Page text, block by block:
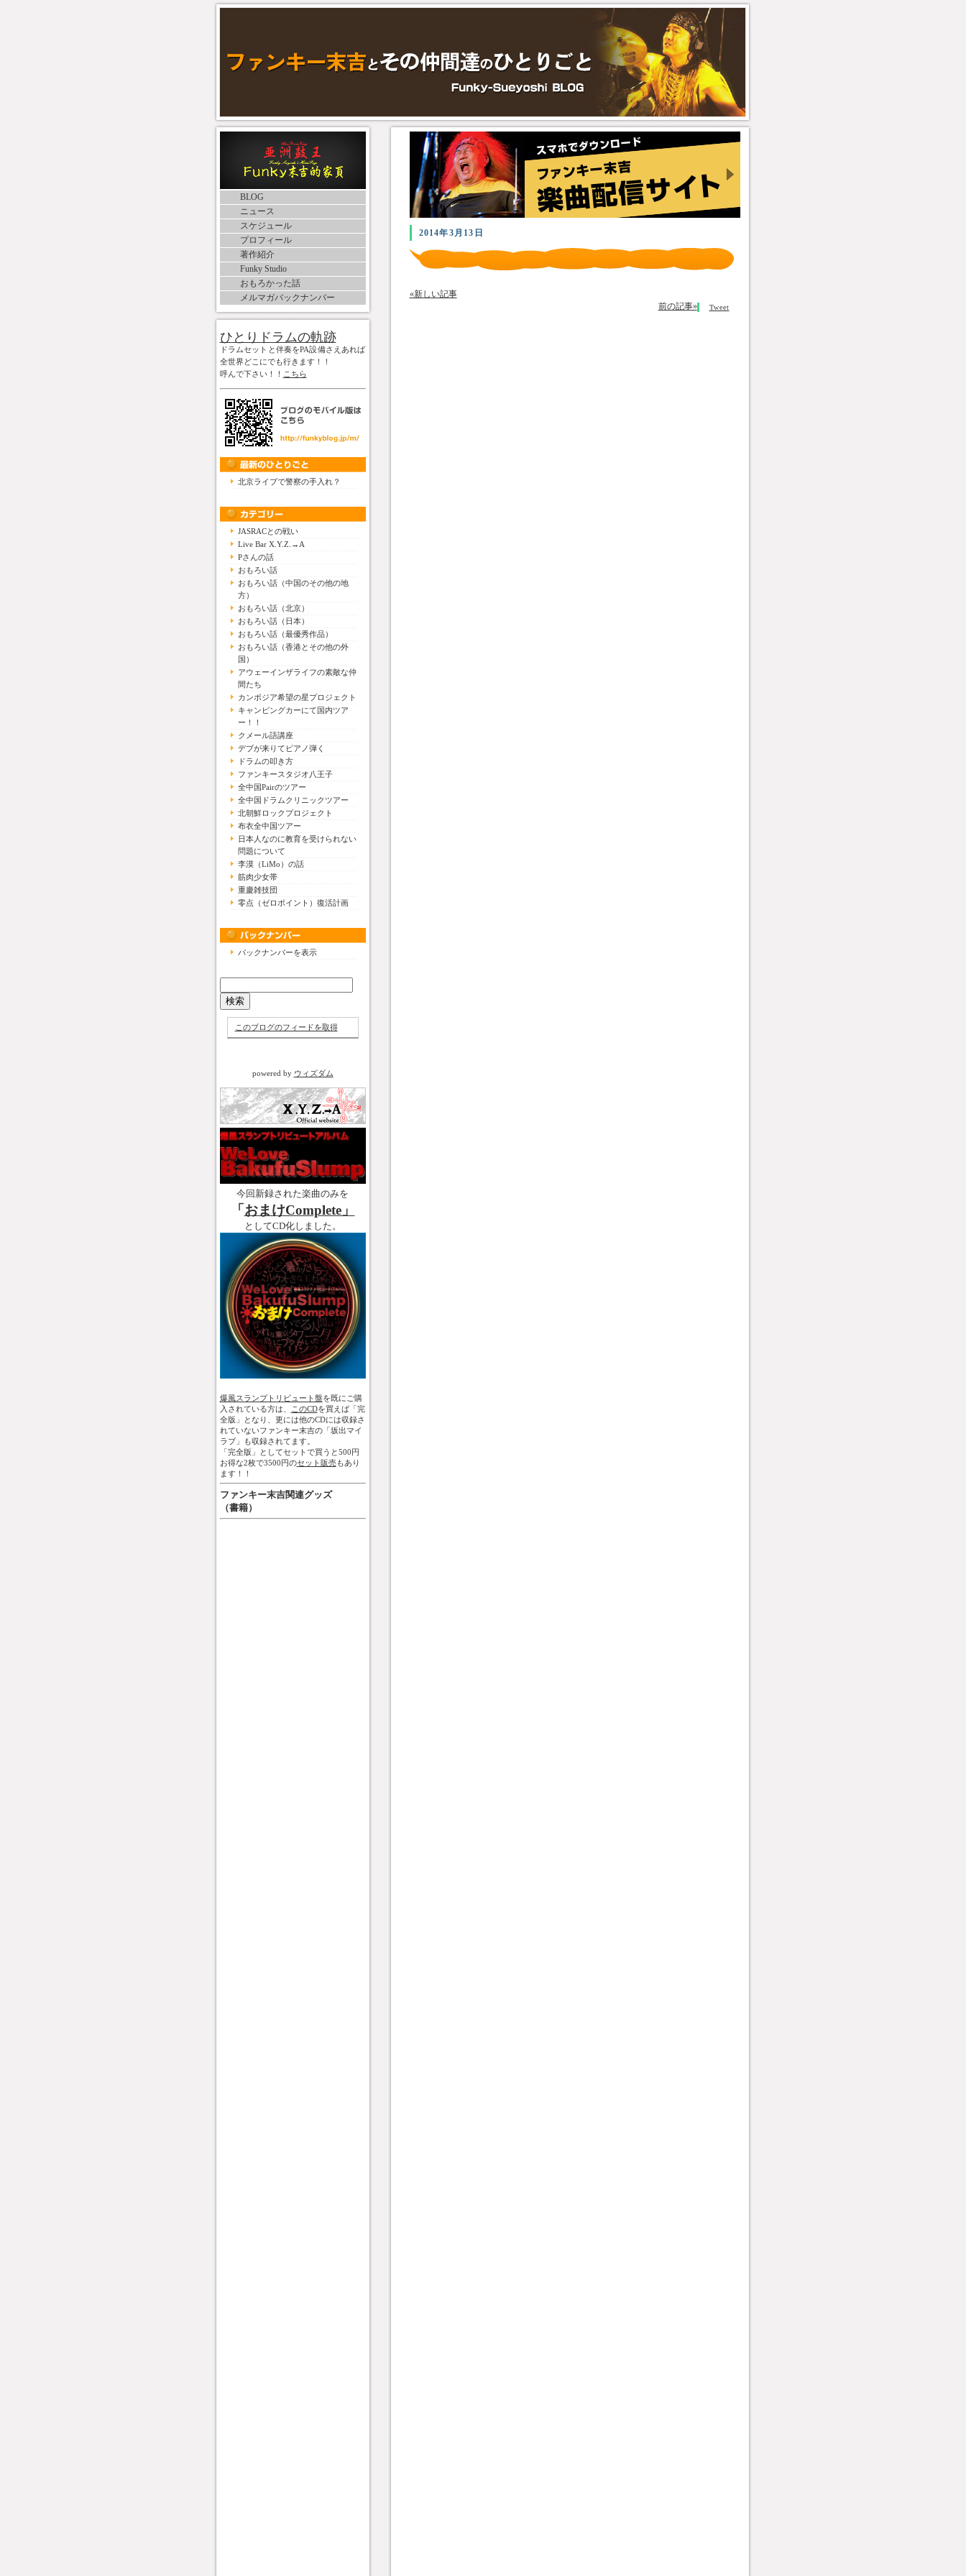
BLOG
ニュース
スケジュール
プロフィール
著作紹介
Funky Studio
おもろかった話
メルマガバックナンバー
ひとりドラムの軌跡
ドラムセットと伴奏をPA設備さえあれば
全世界どこにでも行きます！！
呼んで下さい！！ こちら
北京ライブで警察の手入れ？
JASRACとの戦い
Live Bar X.Y.Z.→A
Pさんの話
おもろい話
おもろい話（中国のその他の地
方）
おもろい話（北京）
おもろい話（日本）
おもろい話（最優秀作品）
おもろい話（香港とその他の外
国）
アウェーインザライフの素敵な仲
間たち
カンボジア希望の星プロジェクト
キャンピングカーにて国内ツア
ー！！
クメール語講座
デブが来りてピアノ弾く
ドラムの叩き方
ファンキースタジオ八王子
全中国Pairのツアー
全中国ドラムクリニックツアー
北朝鮮ロックプロジェクト
布衣全中国ツアー
日本人なのに教育を受けられない
問題について
李漠（LiMo）の話
筋肉少女帯
重慶雑技団
零点（ゼロポイント）復活計画
バックナンバーを表示
このブログのフィードを取得
powered by ウィズダム
今回新録された楽曲のみを
「おまけComplete」
としてCD化しました。
爆風スランプトリビュート盤を既にご購
入されている方は、
このCDを買えば「完
全版」となり、更には他のCDには収録さ
れていないファンキー末吉の「坂出マイ
ラブ」も収録されてます。
「完全版」としてセットで買うと500円
お得な2枚で3500円のセット販売もあり
ます！！
ファンキー末吉関連グッズ
（書籍）
2014年3月13日
Tweet
«新しい記事
前の記事»